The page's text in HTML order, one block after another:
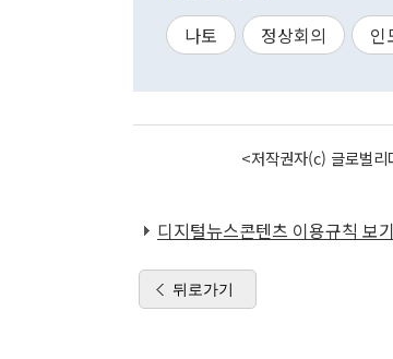
나토 정상회의 인
<저작권자(c) 글로벌
디지털뉴스콘텐츠 이용규칙 보기
뒤로가기